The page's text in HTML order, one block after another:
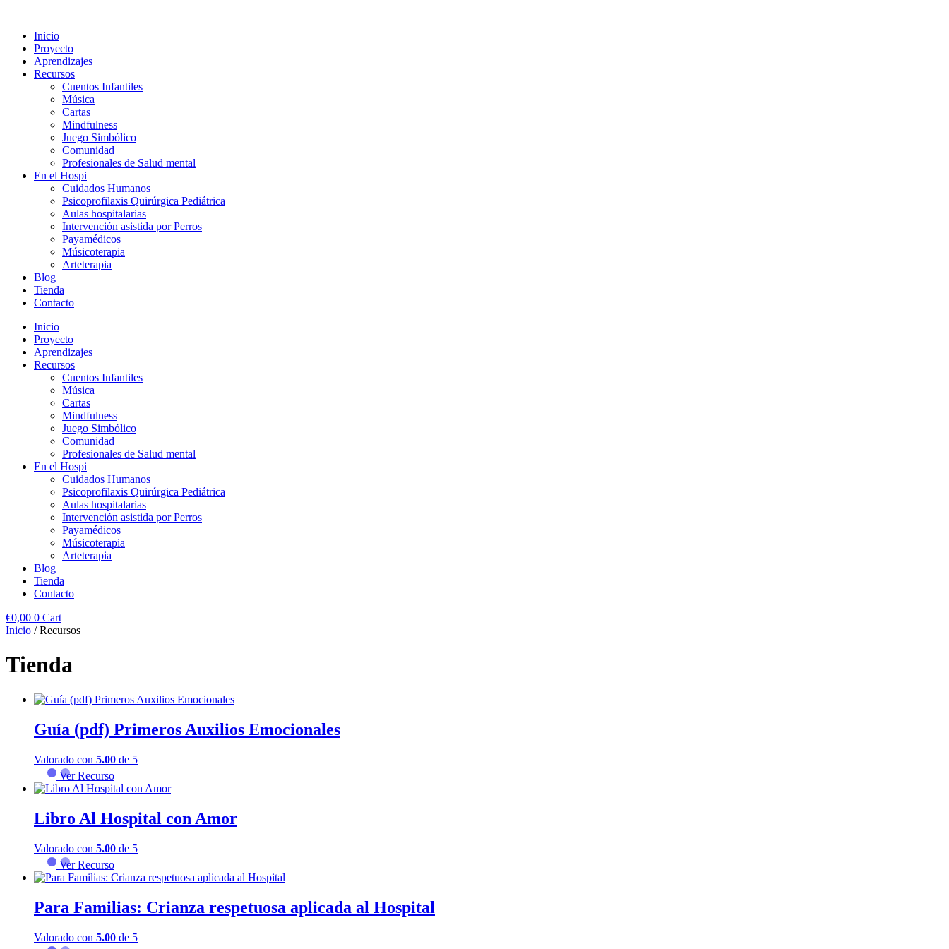
contenido
Inicio
Proyecto
Aprendizajes
Recursos
Cuentos Infantiles
Música
Cartas
Mindfulness
Juego Simbólico
Comunidad
Profesionales de Salud mental
En el Hospi
Cuidados Humanos
Psicoprofilaxis Quirúrgica Pediátrica
Aulas hospitalarias
Intervención asistida por Perros
Payamédicos
Músicoterapia
Arteterapia
Blog
Tienda
Contacto
Inicio
Proyecto
Aprendizajes
Recursos
Cuentos Infantiles
Música
Cartas
Mindfulness
Juego Simbólico
Comunidad
Profesionales de Salud mental
En el Hospi
Cuidados Humanos
Psicoprofilaxis Quirúrgica Pediátrica
Aulas hospitalarias
Intervención asistida por Perros
Payamédicos
Músicoterapia
Arteterapia
Blog
Tienda
Contacto
€0,00 0 Cart
Inicio / Recursos
Tienda
Guía (pdf) Primeros Auxilios Emocionales
Valorado con 5.00 de 5
Ver Recurso
Libro Al Hospital con Amor
Valorado con 5.00 de 5
Ver Recurso
Para Familias: Crianza respetuosa aplicada al Hospital
Valorado con 5.00 de 5